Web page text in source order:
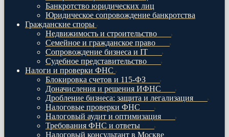
Банкротство юридических лиц
Юридическое сопровождение банкротства
Гражданские споры
Недвижимость и строительство
Семейное и гражданское право
Сопровождение бизнеса и IT
Судебное представительство
Налоги и проверки ФНС
Блокировка счетов и 115-ФЗ
Доначисления и решения ИФНС
Дробление бизнеса: защита и легализация
Налоговые проверки ФНС
Налоговый аудит и оптимизация
Требования ФНС и ответы
Налоговый консультант в Москве